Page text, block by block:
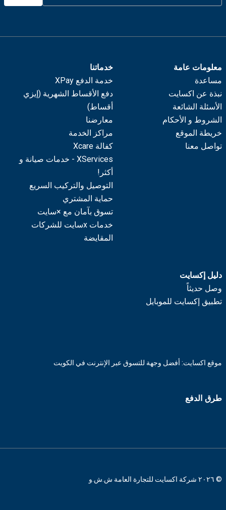
معلومات عامة
مساعدة
نبذة عن اكسايت
الأسئلة الشائعة
الشروط و الأحكام
خريطة الموقع
تواصل معنا
خدماتنا
خدمة الدفع XPay
دفع الأقساط الشهرية (إيزي
أقساط)
معارضنا
مراكز الخدمة
كفالة Xcare
XServices - خدمات صيانة و
أكثر!
التوصيل والتركيب السريع
حماية المشتري
تسوق بآمان مع ×سايت
خدمات xسايت للشركات
المقايضة
دليل إكسايت
وصل حديثاً
تطبيق إكسايت للموبايل
موقع اكسايت: أفضل وجهة للتسوق عبر الإنترنت في الكويت
طرق الدفع
© ٢٠٢٦ شركة اكسايت للتجارة العامة ش.ش.و